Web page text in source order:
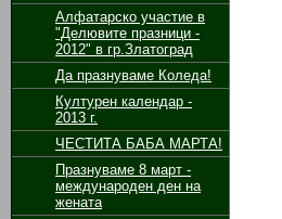
Алфатарско участие в
"Делювите празници -
2012" в гр.Златоград
Да празнуваме Коледа!
Културен календар -
2013 г.
ЧЕСТИТА БАБА МАРТА!
Празнуваме 8 март -
международен ден на
жената